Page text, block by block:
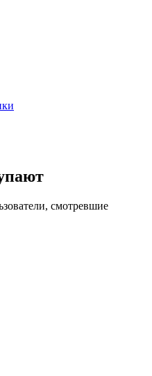
смотревшие